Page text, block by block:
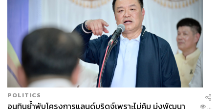
POLITICS
อนุทินย้ำพับโครงการแลนด์บริดจ์เพราะไม่คุ้ม มุ่งพัฒนา ...